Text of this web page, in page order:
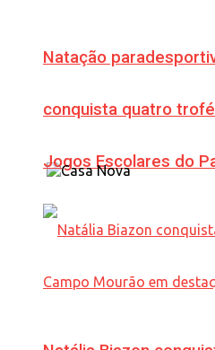
Natação
conquista quatro
Jogos Escolares do